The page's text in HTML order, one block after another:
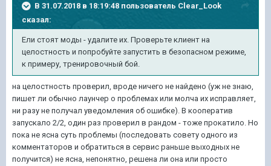
В 31.07.2018 в 18:19:48 пользователь Clear_Look
сказал:
Ели стоят моды - удалите их. Проверьте клиент на
целостность и попробуйте запустить в безопасном режиме,
к примеру, тренировочный бой.
на целостность проверил, вроде ничего не найдено (уж не знаю,
пишет ли обычно лаунчер о проблемах или молча их исправляет,
ни разу не получал уведомления об ошибке). В кооператив
запускало 2/2, один раз проверил в рандом - тоже прокатило. Но
пока не ясна суть проблемы (последовать совету одного из
комментаторов и обратиться в сервис раньше выходных не
получится) не ясна, непонятно, решена ли она или просто